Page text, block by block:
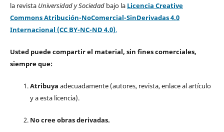
la revista Universidad y Sociedad bajo la Licencia Creative
Commons Atribución-NoComercial-SinDerivadas 4.0
Internacional (CC BY-NC-ND 4.0).
Usted puede compartir el material, sin fines comerciales,
siempre que:
Atribuya adecuadamente (autores, revista, enlace al artículo
y a esta licencia).
No cree obras derivadas.